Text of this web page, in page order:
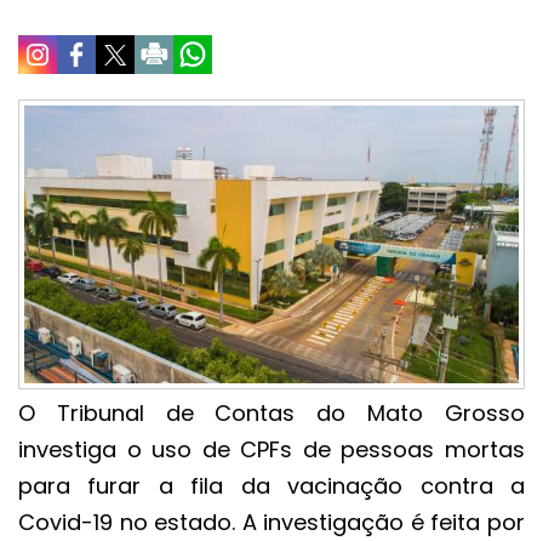
O Tribunal de Contas do Mato Grosso
investiga o uso de CPFs de pessoas mortas
para furar a fila da vacinação contra a
Covid-19 no estado. A investigação é feita por